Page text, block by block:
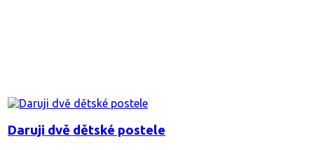
Daruji dvě dětské postele